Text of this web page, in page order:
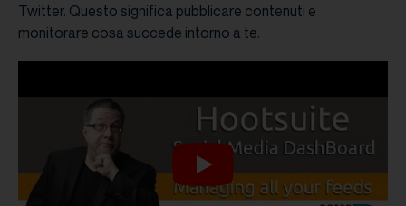
Twitter. Questo significa pubblicare contenuti e
monitorare cosa succede intorno a te.